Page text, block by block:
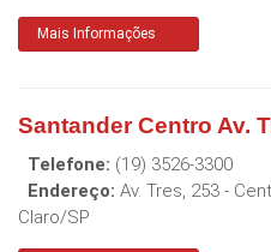
Mais Informações
Santander Centro Av.
Telefone: (19) 3526-3300
Endereço: Av. Tres, 253 -
Claro/SP